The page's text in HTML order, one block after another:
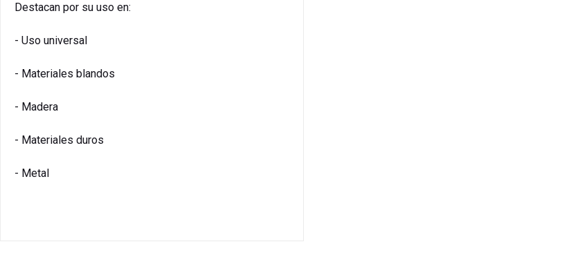
Destacan por su uso en:
- Uso universal
- Materiales blandos
- Madera
- Materiales duros
- Metal